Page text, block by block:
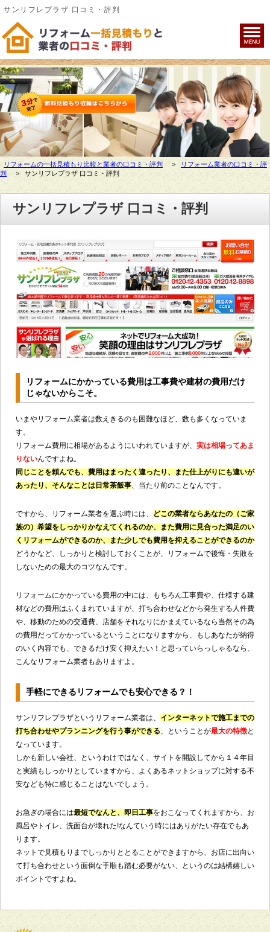
サンリフレプラザ 口コミ・評判
リフォームの一括見積もり比較と業者の口コミ・評判 >
リフォーム業者の口コミ・評
判
> サンリフレプラザ 口コミ・評判
サンリフレプラザ 口コミ・評判
リフォームにかかっている費用は工事費や建材の費用だけ
じゃないからこそ。
いまやリフォーム業者は数えきるのも困難なほど、数も多くなっていま
す。
リフォーム費用に相場があるようにいわれていますが、 実は相場ってあま
りないんですよね。
同じことを頼んでも、費用はまったく違ったり、また仕上がりにも違いが
あったり、そんなことは日常茶飯事 、当たり前のことなんです。
ですから、リフォーム業者を選ぶ時には、
どこの業者ならあなたの（ご家
族の）希望をしっかりかなえてくれるのか、また費用に見合った満足のい
くリフォームができるのか、また少しでも費用を抑えることができるのか
どうかなど、しっかりと検討しておくことが、リフォームで後悔・失敗を
しないための最大のコツなんです。
リフォームにかかっている費用の中には、もちろん工事費や、仕様する建
材などの費用はふくまれていますが、打ち合わせなどから発生する人件費
や、移動のための交通費、店舗をそれなりにかまえているなら当然その為
の費用だってかかっているということになりますから、もしあなたが納得
のいく内容でも、できるだけ安く抑えたい！と思っていらっしゃるなら、
こんなリフォーム業者もありますよ。
手軽にできるリフォームでも安心できる？！
サンリフレプラザというリフォーム業者は、 インターネットで施工までの
打ち合わせやプランニングを行う事ができる 、ということが最大の特徴と
なっています。
しかも新しい会社、というわけではなく、サイトを開設してから１４年目
と実績もしっかりとしていますから、よくあるネットショップに対する不
安なども特に感じることはないでしょう。
お急ぎの場合には最短でなんと、即日工事をおこなってくれますから、お
風呂やトイレ、洗面台が壊れた!なんていう時にはありがたい存在でもあ
ります。
ネットで見積もりまでしっかりととることができますから、お店に出向い
て打ち合わせという面倒な手順も踏む必要がない、というのは結構嬉しい
ポイントですよね。